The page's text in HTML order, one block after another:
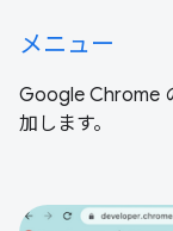
メニュー
Google Chrome
加します。